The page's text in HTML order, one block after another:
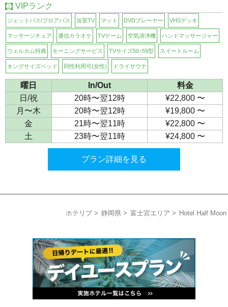
VIPランク
ジェットバス/ブロアバス 浴室TV マット DVDプレーヤー VHSデッキ
マッサージチェア 通信カラオケ TVゲーム 空気清浄機 ハンドマッサージャー
ウェルカム特典 モーニングサービス TVサイズ50~59型 スイートルーム
キングサイズベッド 同性利用可(女性) ドライサウナ
曜日 In/Out
料金
日/祝
20時〜翌12時
¥22,800 〜
月〜木
20時〜翌12時
¥19,800 〜
金
21時〜翌11時
¥22,800 〜
土
23時〜翌11時 ¥24,800 〜
プラン詳細を見る
ホテリブ 静岡県 富士宮エリア Hotel Half Moon